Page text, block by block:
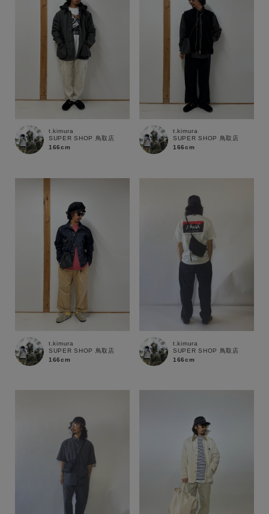
MENS KIDS
カテゴリ
サイズ
ブランド
t.kimura
SUPER SHOP 鳥取店
166cm
t.kimura
SUPER SHOP 鳥取店
166cm
t.kimura
SUPER SHOP 鳥取店
166cm
t.kimura
SUPER SHOP 鳥取店
166cm